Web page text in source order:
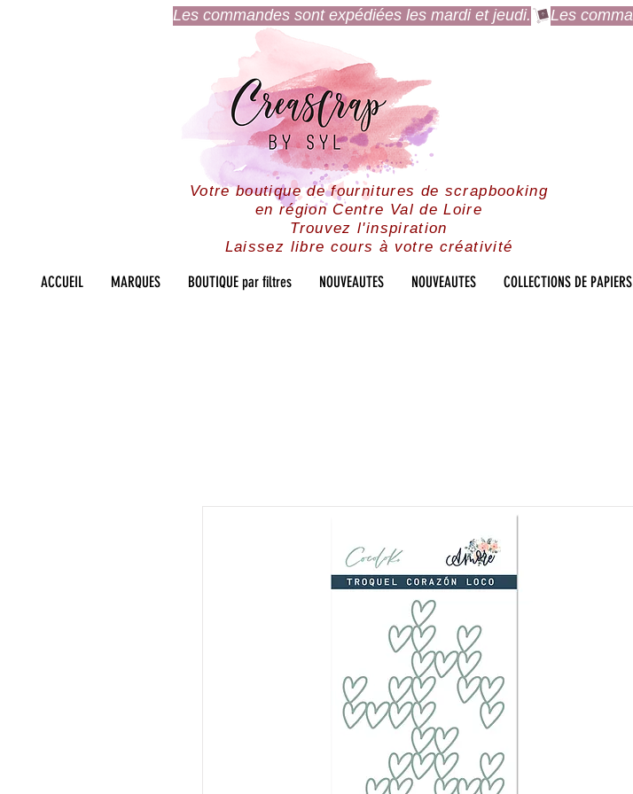
Les commandes sont expédiées les mardi et jeudi.
Votre boutique de fournitures de scrapbooking
en région Centre Val de Loire
Trouvez l'inspiration
Laissez libre cours à votre créativité
ACCUEIL MARQUES BOUTIQUE par filtres NOUVEAUTES NOUVEAUTES COLLECTIONS DE PAPIERS